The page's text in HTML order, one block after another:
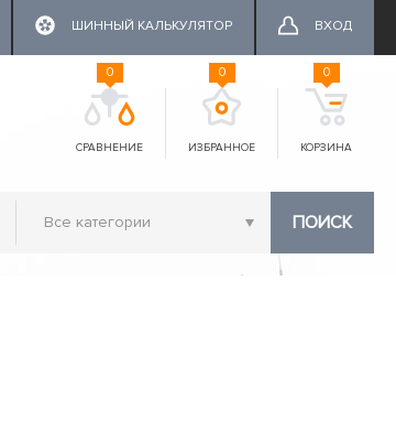
ШИННЫЙ КАЛЬКУЛЯТОР ВХОД
СРАВНЕНИЕ
0
ИЗБРАННОЕ
0
КОРЗИНА
0
ПОИСК